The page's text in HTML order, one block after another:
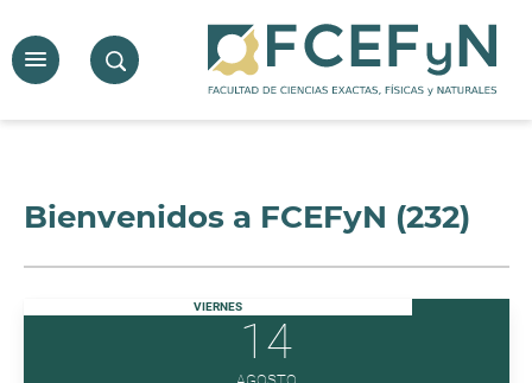
Bienvenidos a FCEFyN (232)
VIERNES
14